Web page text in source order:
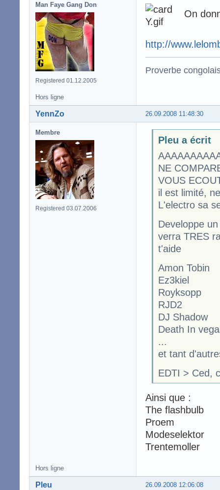
Man Faye Gang Don
Registered 01.12.2005
On
http://
Proverbe
Hors ligne
26.09.2008 11:48:30
YennZo
Membre
Registered 03.07.2006
Pleu a écrit
NE
VOUS
il est limité,
L'electro sa
Developpe
verra TRES
t'aide
Amon Tobin
Ez3kiel
Royksopp
RJD2
DJ Shadow
Death In
...
et tant
EDTI > Ced,
Ainsi que :
The flashbulb
Proem
Modeselektor
Trentemoller
Hors ligne
26.09.2008 12:06:08
Pleu